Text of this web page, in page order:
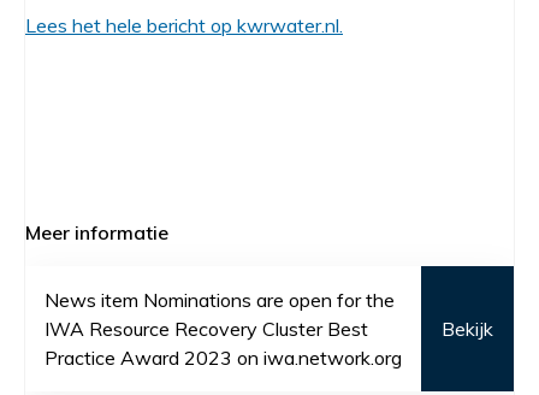
Lees het hele bericht op kwrwater.nl.
Meer informatie
News item Nominations are open for the
IWA Resource Recovery Cluster Best
Practice Award 2023 on iwa.network.org
Bekijk